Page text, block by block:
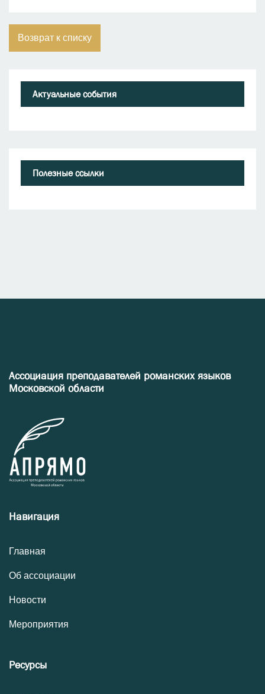
Возврат к списку
Актуальные события
Полезные ссылки
Ассоциация преподавателей романских языков
Московской области
Навигация
Главная
Об ассоциации
Новости
Мероприятия
Ресурсы